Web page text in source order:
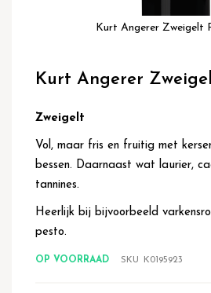
Kurt Angerer Zweigelt
het
van
afbeeldingen-
gallerij
Kurt Angerer
Zweigelt
Vol, maar fris en fruitig met
bessen. Daarnaast wat laurier,
tannines.
Heerlijk bij bijvoorbeeld
pesto.
OP VOORRAAD SKU K0195923